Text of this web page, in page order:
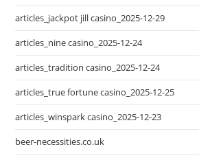
articles_jackpot jill casino_2025-12-29
articles_nine casino_2025-12-24
articles_tradition casino_2025-12-24
articles_true fortune casino_2025-12-25
articles_winspark casino_2025-12-23
beer-necessities.co.uk